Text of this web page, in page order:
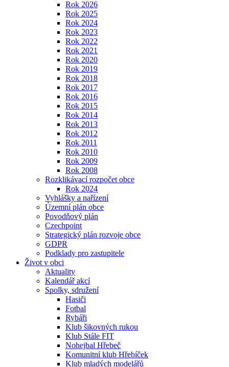
Rok 2026
Rok 2025
Rok 2024
Rok 2023
Rok 2022
Rok 2021
Rok 2020
Rok 2019
Rok 2018
Rok 2017
Rok 2016
Rok 2015
Rok 2014
Rok 2013
Rok 2012
Rok 2011
Rok 2010
Rok 2009
Rok 2008
Rozklikávací rozpočet obce
Rok 2024
Vyhlášky a nařízení
Územní plán obce
Povodňový plán
Czechpoint
Strategický plán rozvoje obce
GDPR
Podklady pro zastupitele
Život v obci
Aktuality
Kalendář akcí
Spolky, sdružení
Hasiči
Fotbal
Rybáři
Klub šikovných rukou
Klub Stále FIT
Nohejbal Hřebeč
Komunitní klub Hřebíček
Klub mladých modelářů